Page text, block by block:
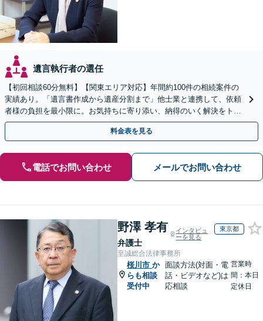
遺言執行者の選任
【初回相談60分無料】【関東エリア対応】年間約100件の相続案件の
実績あり。「遺言書作成から遺産分割まで」他士業と連携して、依頼
者様の負担を最小限に。お気持ちに寄り添い、納得のいく解決をトー
タル・サポート【当日・夜間（18時まで）の相談可】
料金表を見る
電話でお問い合わせ メールでお問い合わせ
野澤 孝有
弁護士
インタビュ
ーを見る
東京都
至誠総合法律事務所
桜川市 か
らも相談
受付中
面談方法(対面・電
話・ビデオなど)は
応相談
営業時
間：本日
定休日